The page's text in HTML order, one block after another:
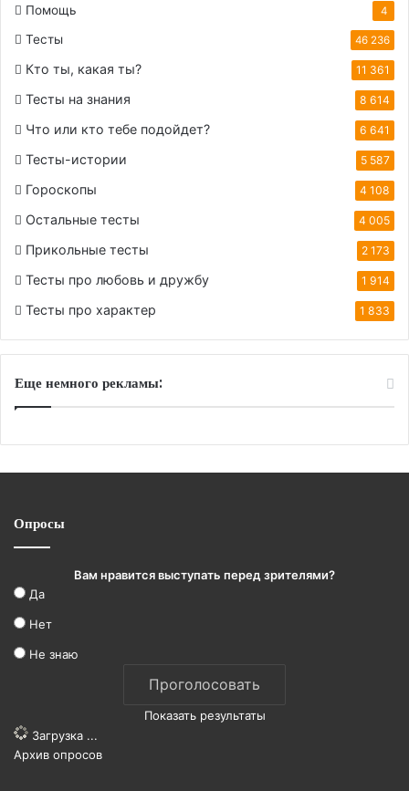
Помощь 4
Тесты 46 236
Кто ты, какая ты? 11 361
Тесты на знания 8 614
Что или кто тебе подойдет? 6 641
Тесты-истории 5 587
Гороскопы 4 108
Остальные тесты 4 005
Прикольные тесты 2 173
Тесты про любовь и дружбу 1 914
Тесты про характер 1 833
Еще немного рекламы:
Опросы
Вам нравится выступать перед зрителями?
Да
Нет
Не знаю
Показать результаты
Загрузка ...
Архив опросов